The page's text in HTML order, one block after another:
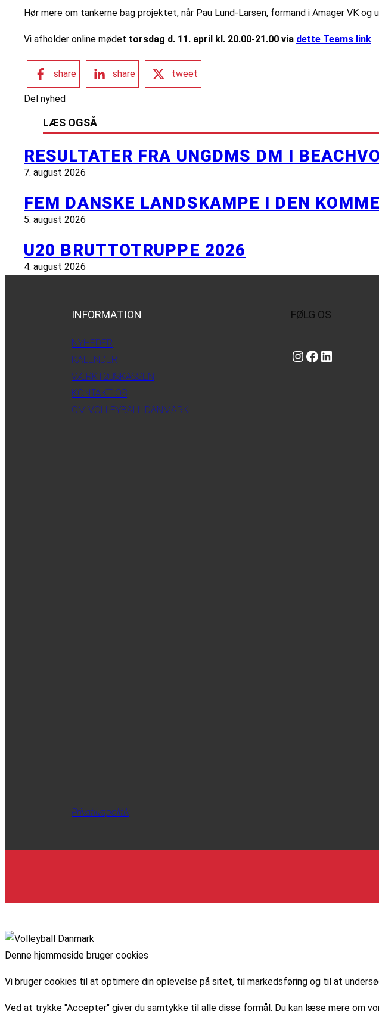
Hør mere om tankerne bag projektet, når Pau Lund-Larsen, formand i Amager VK
Vi afholder online mødet torsdag d. 11. april kl. 20.00-21.00 via dette Teams link.
share share tweet
Del nyhed
LÆS OGSÅ
RESULTATER FRA UNGDMS DM I
7. august 2026
FEM DANSKE LANDSKAMPE I DEN
5. august 2026
U20 BRUTTOTRUPPE 2026
4. august 2026
INFORMATION
NYHEDER
KALENDER
VÆRKTØJSKASSEN
KONTAKT OS
OM VOLLEYBALL DANMARK
FØLG OS
Instagram https://www.facebook.com/danishbeachvolleytour LinkedIn
Privatlivspolitik
Denne hjemmeside bruger cookies
Vi bruger cookies til at optimere din oplevelse på sitet, til markedsføring og til at
Ved at trykke "Accepter" giver du samtykke til alle disse formål. Du kan læse mere om